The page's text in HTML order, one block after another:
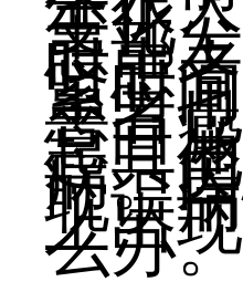
变化
患部
时患
紧时
患者
意白
起其
病。
耽误
上出
么办。